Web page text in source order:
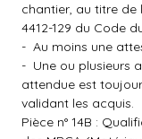
chantier, au titre
4412-129 du Code
- Au moins une
- Une ou plusieurs
attendue est
validant les acquis.
Pièce n° 14B :